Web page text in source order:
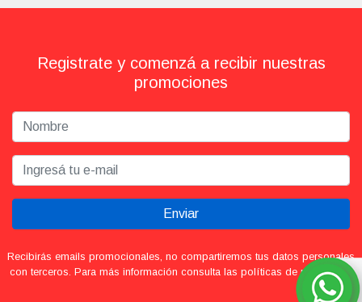
Registrate y comenzá a recibir nuestras
promociones
Enviar
Recibirás emails promocionales, no compartiremos tus datos personales
con terceros. Para más información consulta las políticas de privacidad.